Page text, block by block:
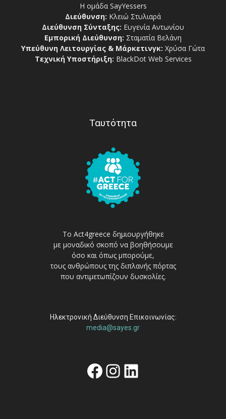
Η ομάδα SayYessers
Διεύθυνση: Κλειώ Στυλιαρά
Διεύθυνση Σύνταξης: Ευγενία Αντωνίου
Εμπορική Διεύθυνση: Σταματία Βελάνη
Υπεύθυνη Λειτουργίας & Μάρκετινγκ: Χρύσα Γώτα
Τεχνική Υποστήριξη: BlackDot Web Services
Ταυτότητα
Το Act4greece δημιουργήθηκε
με μοναδικό σκοπό να βοηθήσουμε
όσο και όπως μπορούμε,
τους ανθρώπους της διπλανής πόρτας
που αντιμετωπίζουν δυσκολίες.
Ηλεκτρονική Διεύθυνση Επικοινωνίας:
media@sayes.gr
Facebook
Instagram
Linkedin